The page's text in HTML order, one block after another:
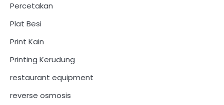
Percetakan
Plat Besi
Print Kain
Printing Kerudung
restaurant equipment
reverse osmosis